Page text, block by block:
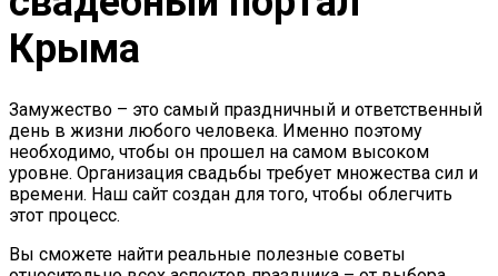
Крыма
Замужество – это самый праздничный и ответственный
день в жизни любого человека. Именно поэтому
необходимо, чтобы он прошел на самом высоком
уровне. Организация свадьбы требует множества сил и
времени. Наш сайт создан для того, чтобы облегчить
этот процесс.
Вы сможете найти реальные полезные советы